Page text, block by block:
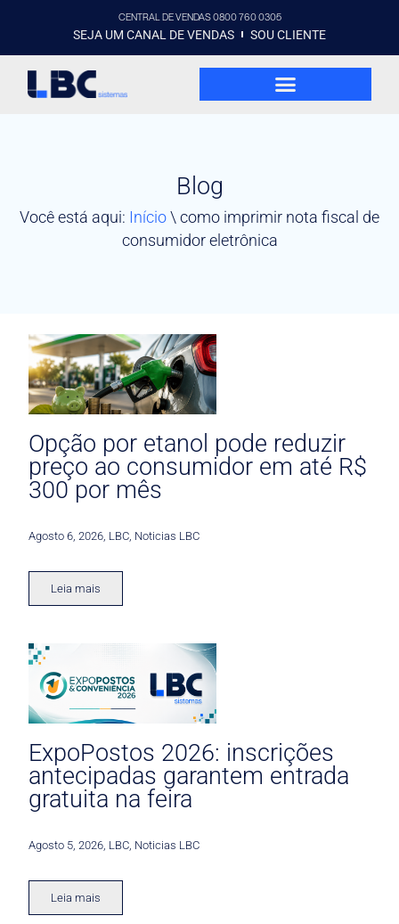
CENTRAL DE VENDAS 0800 760 0305
SEJA UM CANAL DE VENDAS SOU CLIENTE
Blog
Você está aqui: Início\ como imprimir nota fiscal de
consumidor eletrônica
Opção por etanol pode reduzir
preço ao consumidor em até R$
300 por mês
Agosto 6, 2026 LBC Noticias LBC
Leia mais
ExpoPostos 2026: inscrições
antecipadas garantem entrada
gratuita na feira
Agosto 5, 2026 LBC Noticias LBC
Leia mais